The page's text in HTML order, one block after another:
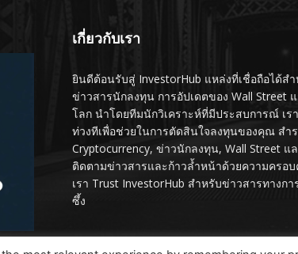
เกี่ยวกับเรา
ยินดีต้อนรับสู่ InvestorHub แหล่งที่เชื่อถือได้ส
ข่าวสารนักลงทุน การอัปเดตของ Wall Street
โลก นำโดยทีมนักวิเคราะห์ที่มีประสบการณ์ เร
ท่วงทีเพื่อช่วยในการตัดสินใจลงทุนของคุณ สำ
Cryptocurrency, ข่าวนักลงทุน, Wall Street แ
ติดตามข่าวสารและก้าวล้ำหน้าด้วยความครอ
เรา Trust InvestorHub สำหรับข่าวสารทางก
ซึ้ง